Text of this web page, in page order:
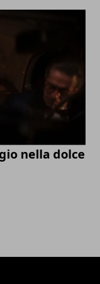
nella dolce